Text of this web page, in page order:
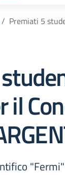
Premiati 5
il
"Fermi"